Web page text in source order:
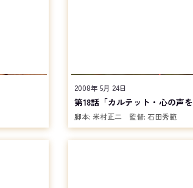
2008年 5月 24日
第18話「カルテット・心の声
脚本:米村正二 監督:石田秀範